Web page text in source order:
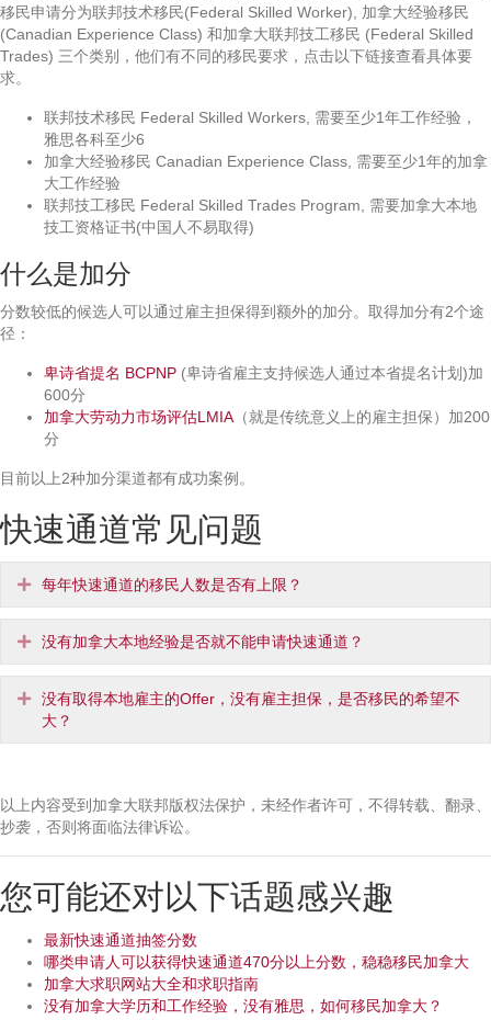
移民申请分为联邦技术移民(Federal Skilled Worker), 加拿大经验移民
(Canadian Experience Class) 和加拿大联邦技工移民 (Federal Skilled
Trades) 三个类别，他们有不同的移民要求，点击以下链接查看具体要
求。
联邦技术移民 Federal Skilled Workers, 需要至少1年工作经验，
雅思各科至少6
加拿大经验移民 Canadian Experience Class, 需要至少1年的加拿
大工作经验
联邦技工移民 Federal Skilled Trades Program, 需要加拿大本地
技工资格证书(中国人不易取得)
什么是加分
分数较低的候选人可以通过雇主担保得到额外的加分。取得加分有2个途
径：
卑诗省提名 BCPNP (卑诗省雇主支持候选人通过本省提名计划)加
600分
加拿大劳动力市场评估LMIA （就是传统意义上的雇主担保）加200
分
目前以上2种加分渠道都有成功案例。
快速通道常见问题
Expand
每年快速通道的移民人数是否有上限？
Expand
没有加拿大本地经验是否就不能申请快速通道？
Expand
没有取得本地雇主的Offer，没有雇主担保，是否移民的希望不
大？
以上内容受到加拿大联邦版权法保护，未经作者许可，不得转载、翻录、
抄袭，否则将面临法律诉讼。
您可能还对以下话题感兴趣
最新快速通道抽签分数
哪类申请人可以获得快速通道470分以上分数，稳稳移民加拿大
加拿大求职网站大全和求职指南
没有加拿大学历和工作经验，没有雅思，如何移民加拿大？